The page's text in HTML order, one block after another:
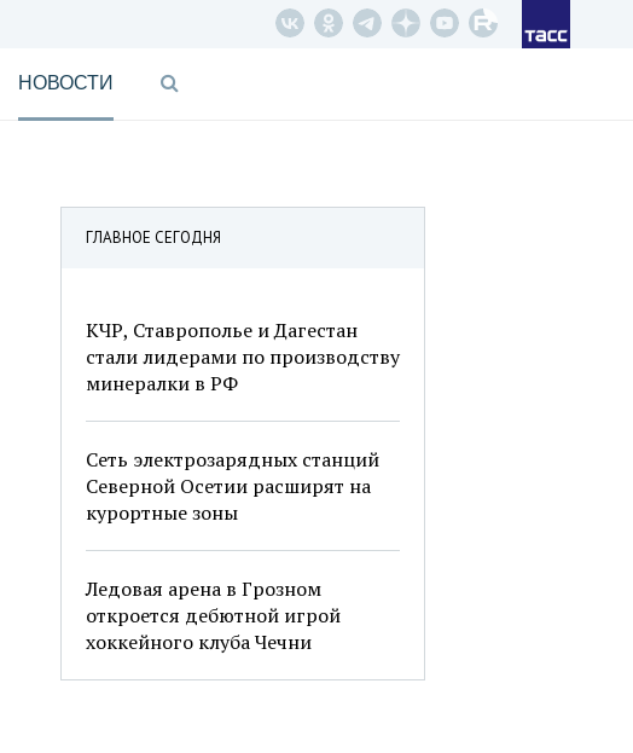
НОВОСТИ
ГЛАВНОЕ СЕГОДНЯ
КЧР, Ставрополье и Дагестан
стали лидерами по производству
минералки в РФ
Сеть электрозарядных станций
Северной Осетии расширят на
курортные зоны
Ледовая арена в Грозном
откроется дебютной игрой
хоккейного клуба Чечни